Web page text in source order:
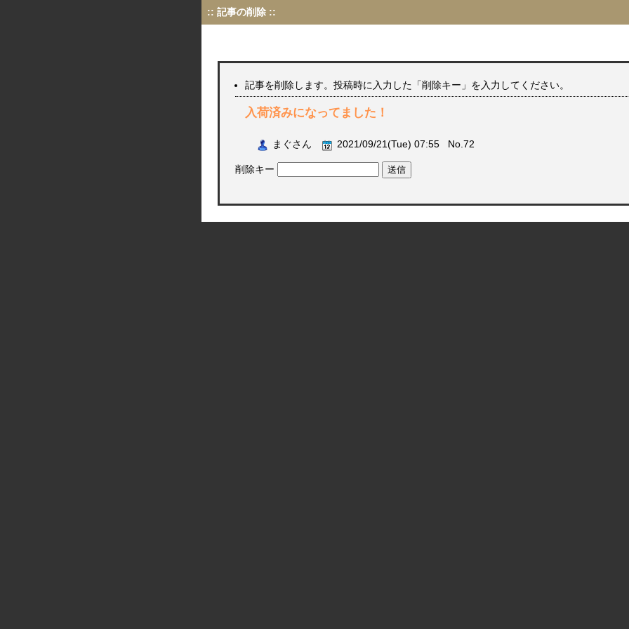
:: 記事の削除 ::
記事を削除します。投稿時に入力した「削除キー」を入力してください。
入荷済みになってました！
まぐさん 2021/09/21(Tue) 07:55 No.72
削除キー